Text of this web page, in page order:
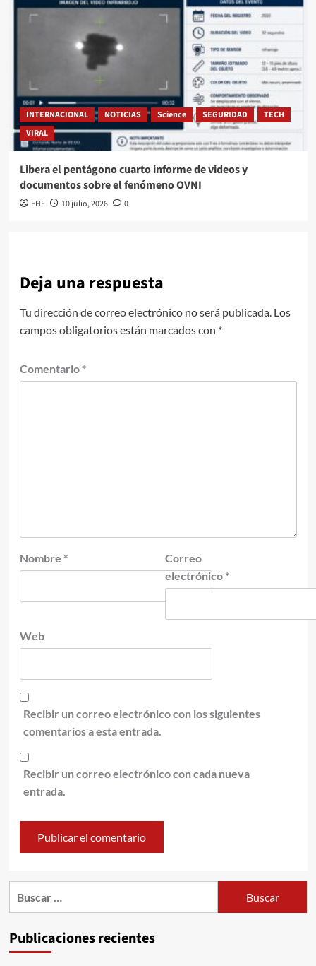
INTERNACIONAL NOTICIAS Science SEGURIDAD
TECH
VIRAL
Libera el pentágono cuarto informe de videos y
documentos sobre el fenómeno OVNI
EHF 10 julio, 2026 0
Deja una respuesta
Tu dirección de correo electrónico no será publicada. Los
campos obligatorios están marcados con *
Comentario *
Nombre *
Correo
electrónico *
Web
Recibir un correo electrónico con los siguientes
comentarios a esta entrada.
Recibir un correo electrónico con cada nueva
entrada.
Publicaciones recientes